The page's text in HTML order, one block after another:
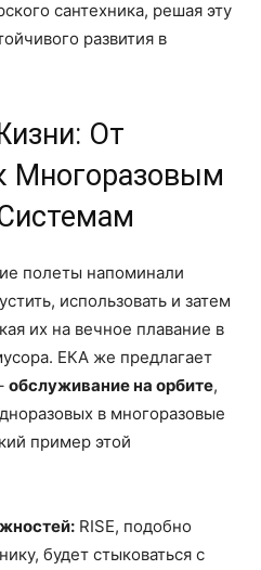
сантехника, решая эту
развития в
От
Многоразовым
полеты напоминали
использовать и затем
их на вечное плавание в
ЕКА же предлагает
обслуживание на орбите,
в многоразовые
пример этой
RISE, подобно
будет стыковаться с